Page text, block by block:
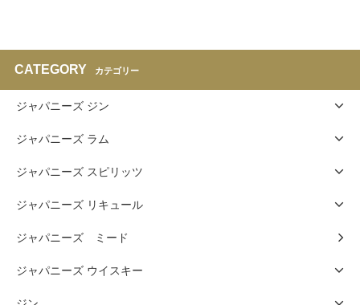
CATEGORY カテゴリー
ジャパニーズ ジン
ジャパニーズ ラム
ジャパニーズ スピリッツ
ジャパニーズ リキュール
ジャパニーズ ミード
ジャパニーズ ウイスキー